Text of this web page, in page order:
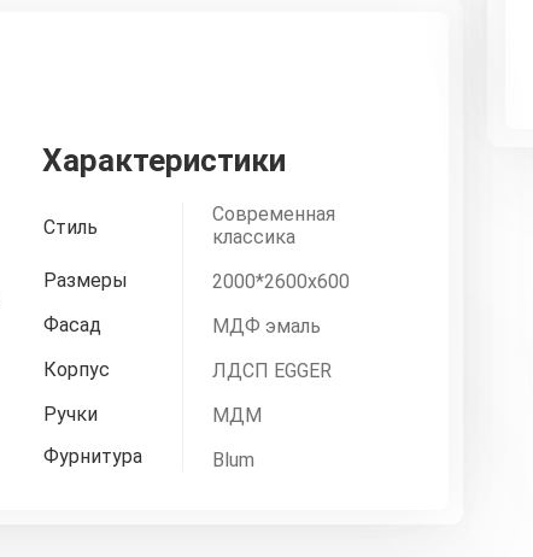
Характеристики
Стиль
Современная
классика
Размеры
2000*2600х600
Фасад
МДФ эмаль
Корпус
ЛДСП EGGER
Ручки
МДМ
Фурнитура
Blum